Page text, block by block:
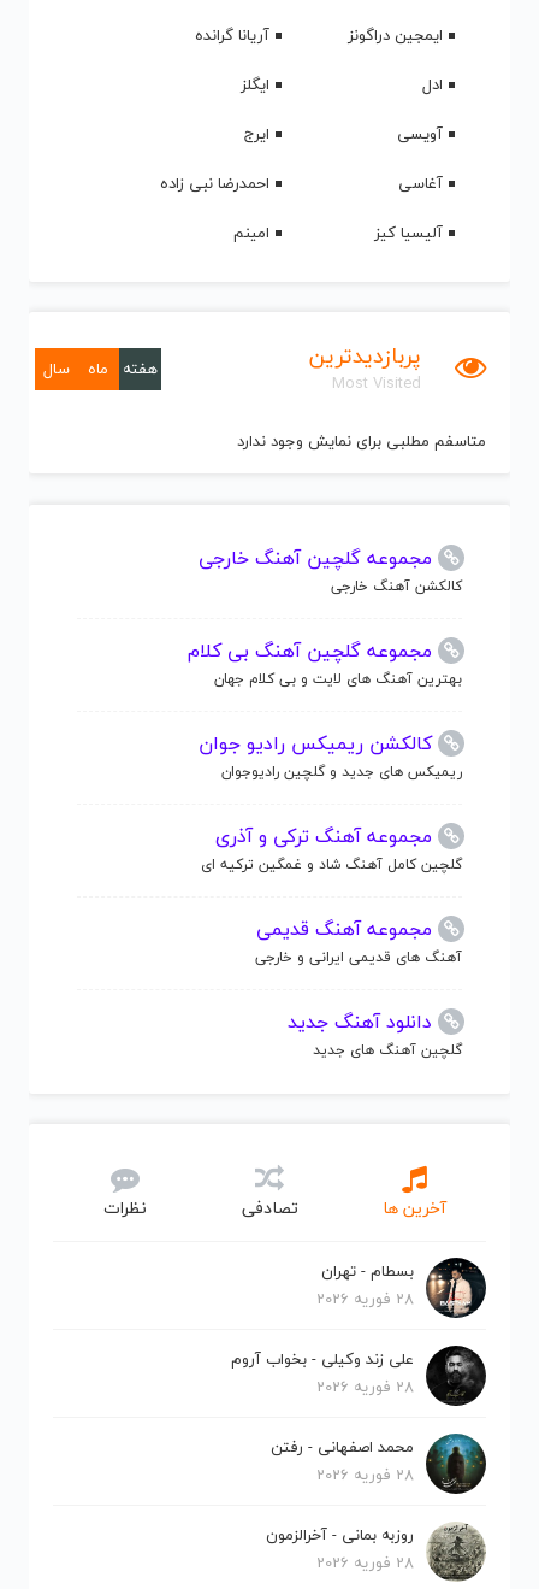
ایمجین دراگونز
آریانا گرانده
ادل
ایگلز
آویسی
ایرج
آغاسی
احمدرضا نبی زاده
آلیسیا کیز
امینم
پربازدیدترین
Most Visited
هفته ماه سال
متاسفم مطلبی برای نمایش وجود ندارد
مجموعه گلچین آهنگ خارجی
کالکشن آهنگ خارجی
مجموعه گلچین آهنگ بی کلام
بهترین آهنگ های لایت و بی کلام جهان
کالکشن ریمیکس رادیو جوان
ریمیکس های جدید و گلچین رادیوجوان
مجموعه آهنگ ترکی و آذری
گلچین کامل آهنگ شاد و غمگین ترکیه ای
مجموعه آهنگ قدیمی
آهنگ های قدیمی ایرانی و خارجی
دانلود آهنگ جدید
گلچین آهنگ های جدید
آخرین ها تصادفی نظرات
بسطام - تهران
28 فوریه 2026
علی زند وکیلی - بخواب آروم
28 فوریه 2026
محمد اصفهانی - رفتن
28 فوریه 2026
روزبه بمانی - آخرالزمون
28 فوریه 2026